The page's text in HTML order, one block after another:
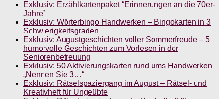
Exklusiv: Erzählkartenpaket “Erinnerungen an die 70er-
Jahre”
Exklusiv: Wörterbingo Handwerken – Bingokarten in 3
Schwierigkeitsgraden
Exklusiv: Augustgeschichten voller Sommerfreude – 5
humorvolle Geschichten zum Vorlesen in der
Seniorenbetreuung
Exklusiv: 50 Aktivierungskarten rund ums Handwerken
„Nennen Sie 3…“
Exklusiv: Rätselspaziergang im August – Rätsel- und
Kreativheft für Ungeübte